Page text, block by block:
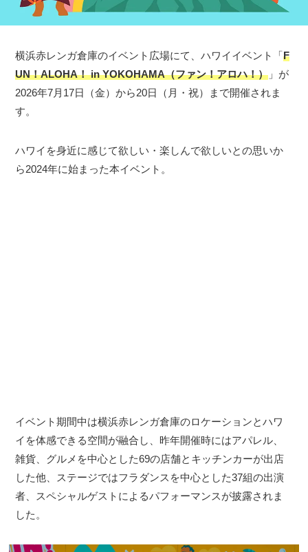
横浜赤レンガ倉庫のイベント広場にて、ハワイイベント「F
UN！ALOHA！ in YOKOHAMA（ファン！アロハ！） 」が
2026年7月17日（金）から20日（月・祝）まで開催されま
す。
ハワイを身近に感じて欲しい・楽しんで欲しいとの思いか
ら2024年に始まった本イベント。
イベント期間中は横浜赤レンガ倉庫のロケーションとハワ
イを体感できる空間が融合し、昨年開催時にはアパレル、
雑貨、グルメを中心とした69の店舗とキッチンカーが出店
した他、ステージではフラダンスを中心とした37組の出演
者、スペシャルゲストによるパフォーマンスが披露されま
した。